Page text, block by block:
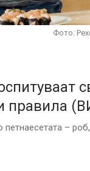
Фото:
правила
–